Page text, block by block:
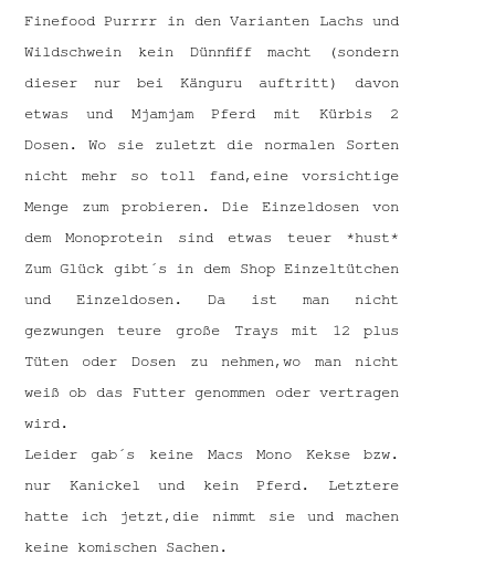
Finefood Purrrr in den Varianten Lachs und
Wildschwein kein Dünnfiff macht (sondern
dieser nur bei Känguru auftritt) davon
etwas und Mjamjam Pferd mit Kürbis 2
Dosen. Wo sie zuletzt die normalen Sorten
nicht mehr so toll fand,eine vorsichtige
Menge zum probieren. Die Einzeldosen von
dem Monoprotein sind etwas teuer *hust*
Zum Glück gibt´s in dem Shop Einzeltütchen
und Einzeldosen. Da ist man nicht
gezwungen teure große Trays mit 12 plus
Tüten oder Dosen zu nehmen,wo man nicht
weiß ob das Futter genommen oder vertragen
wird.
Leider gab´s keine Macs Mono Kekse bzw.
nur Kanickel und kein Pferd. Letztere
hatte ich jetzt,die nimmt sie und machen
keine komischen Sachen.